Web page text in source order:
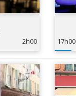
2h00
17h00